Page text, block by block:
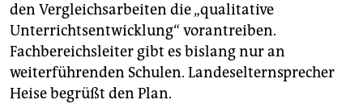
den Vergleichsarbeiten die „qualitative
Unterrichtsentwicklung“ vorantreiben.
Fachbereichsleiter gibt es bislang nur an
weiterführenden Schulen. Landeselternsprecher
Heise begrüßt den Plan.